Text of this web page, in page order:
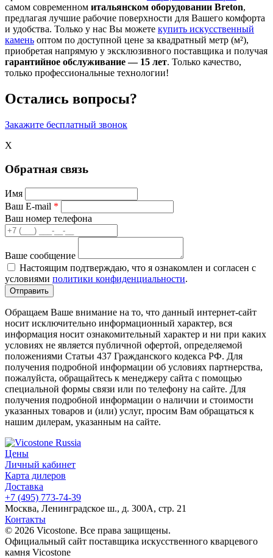
самом современном итальянском оборудовании Breton,
предлагая лучшие рабочие поверхности для Вашего комфорта
и удобства. Только у нас Вы можете купить искусственный
камень оптом по доступной цене за квадратный метр (м²),
приобретая напрямую у эксклюзивного поставщика и получая
гарантийное обслуживание — 15 лет. Только качество,
только профессиональные технологии!
Остались вопросы?
Закажите бесплатный звонок
X
Обратная связь
Имя
Ваш E-mail *
Ваш номер телефона
Ваше сообщение
Настоящим подтверждаю, что я ознакомлен и согласен с
условиями политики конфиденциальности.
Обращаем Ваше внимание на то, что данный интернет-сайт
носит исключительно информационный характер, вся
информация носит ознакомительный характер и ни при каких
условиях не является публичной офертой, определяемой
положениями Статьи 437 Гражданского кодекса РФ. Для
получения подробной информации об условиях партнерства,
пожалуйста, обращайтесь к менеджеру сайта с помощью
специальной формы связи или по телефону на сайте. Для
получения подробной информации о наличии и стоимости
указанных товаров и (или) услуг, просим Вам обращаться к
нашим дилерам, указанным на сайте.
Цены
Личный кабинет
Карта дилеров
Доставка
+7 (495) 773-74-39
Москва, Ленинградское ш., д. 300А, стр. 21
Контакты
© 2026 Vicostone. Все права защищены.
Официальный сайт поставщика искусственного кварцевого
камня Vicostone